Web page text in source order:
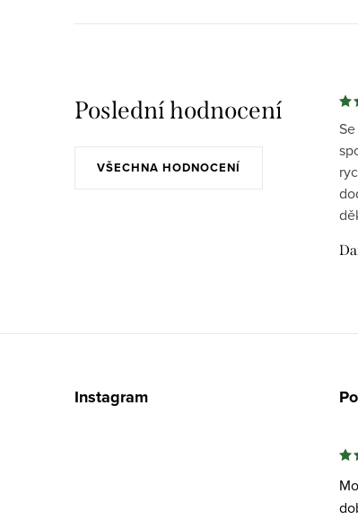
Poslední hodnocení
VŠECHNA HODNOCENÍ
Instagram